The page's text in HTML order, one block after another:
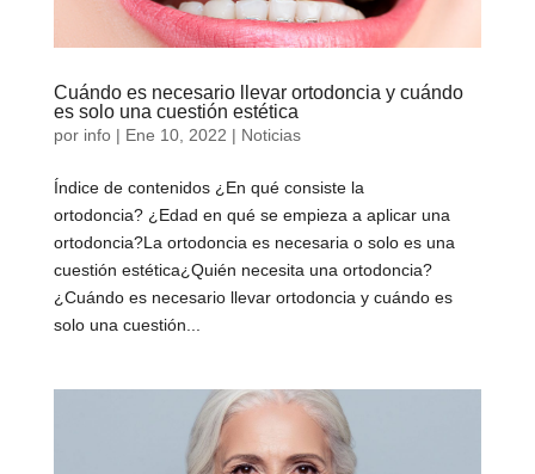
Cuándo es necesario llevar ortodoncia y cuándo
es solo una cuestión estética
por info| Ene 10, 2022 | Noticias
Índice de contenidos ¿En qué consiste la
ortodoncia? ¿Edad en qué se empieza a aplicar una
ortodoncia?La ortodoncia es necesaria o solo es una
cuestión estética¿Quién necesita una ortodoncia?
¿Cuándo es necesario llevar ortodoncia y cuándo es
solo una cuestión...